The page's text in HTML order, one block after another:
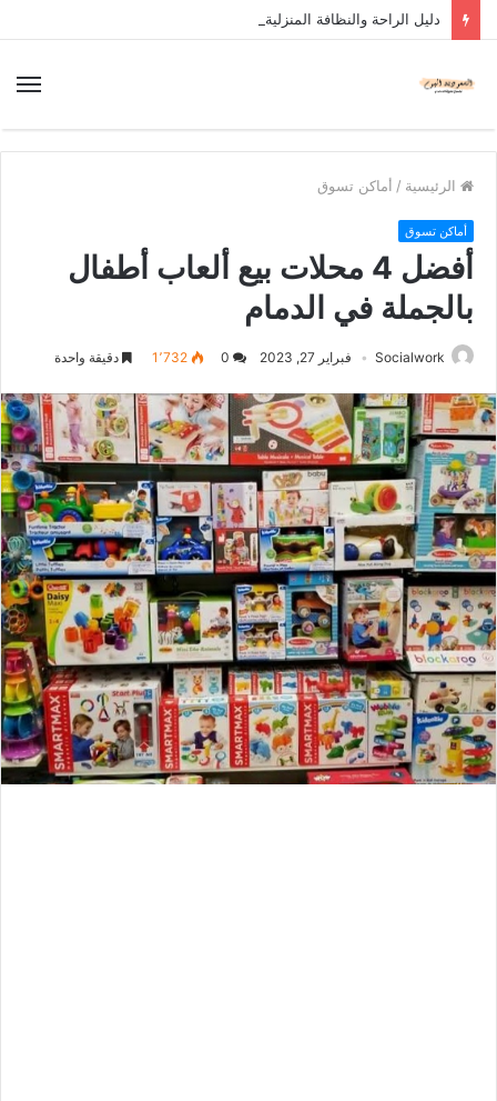
دليل الراحة والنظافة المنزلية
الرئيسية / أماكن تسوق
أماكن تسوق
أفضل 4 محلات بيع ألعاب أطفال
بالجملة في الدمام
Socialwork فبراير 27, 2023 1٬732 دقيقة واحدة